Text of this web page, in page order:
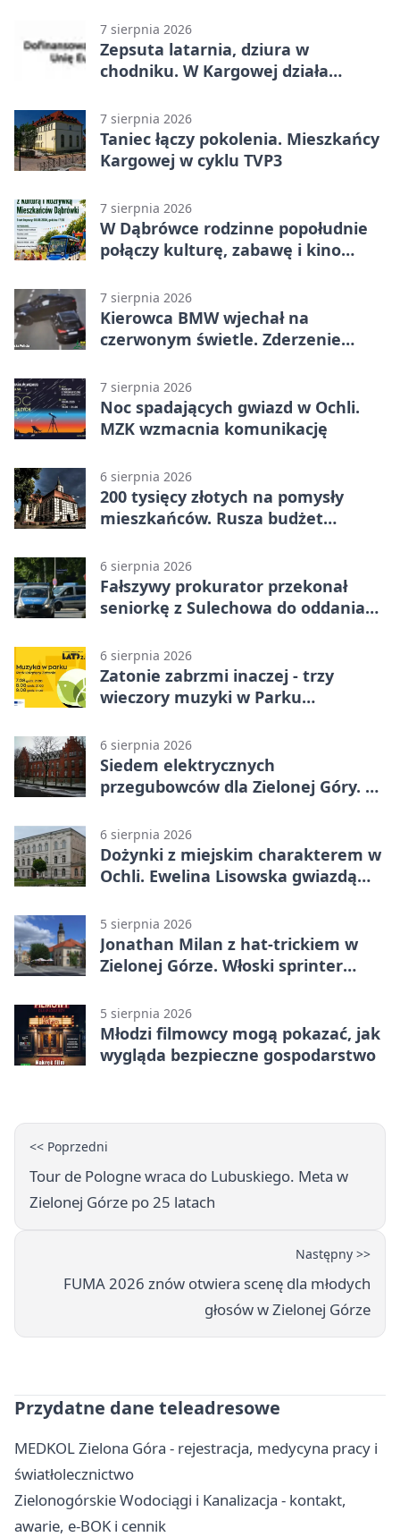
7 sierpnia 2026
Zepsuta latarnia, dziura w
chodniku. W Kargowej działa
7 sierpnia 2026
Taniec łączy pokolenia. Mieszkańcy
Kargowej w cyklu TVP3
7 sierpnia 2026
W Dąbrówce rodzinne popołudnie
połączy kulturę, zabawę i kino
7 sierpnia 2026
Kierowca BMW wjechał na
czerwonym świetle. Zderzenie
7 sierpnia 2026
Noc spadających gwiazd w Ochli.
MZK wzmacnia komunikację
6 sierpnia 2026
200 tysięcy złotych na pomysły
mieszkańców. Rusza budżet
6 sierpnia 2026
Fałszywy prokurator przekonał
seniorkę z Sulechowa do oddania
6 sierpnia 2026
Zatonie zabrzmi inaczej - trzy
wieczory muzyki w Parku
6 sierpnia 2026
Siedem elektrycznych
przegubowców dla Zielonej Góry. To
6 sierpnia 2026
Dożynki z miejskim charakterem w
Ochli. Ewelina Lisowska gwiazdą
5 sierpnia 2026
Jonathan Milan z hat-trickiem w
Zielonej Górze. Włoski sprinter
5 sierpnia 2026
Młodzi filmowcy mogą pokazać, jak
wygląda bezpieczne gospodarstwo
<< Poprzedni
Tour de Pologne wraca do Lubuskiego. Meta w
Zielonej Górze po 25 latach
Następny >>
FUMA 2026 znów otwiera scenę dla młodych
głosów w Zielonej Górze
Przydatne dane teleadresowe
MEDKOL Zielona Góra - rejestracja, medycyna pracy i
światłolecznictwo
Zielonogórskie Wodociągi i Kanalizacja - kontakt,
awarie, e-BOK i cennik